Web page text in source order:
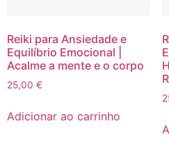
Reiki para Ansiedade e
Equilíbrio Emocional |
Acalme a mente e o corpo
25,00 €
Adicionar ao carrinho